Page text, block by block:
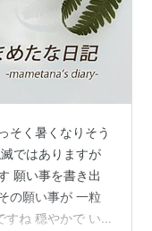
そく暑くなりそう
ではありますが
願い事を書き出
の願い事が 一粒
すね 穏やかで い